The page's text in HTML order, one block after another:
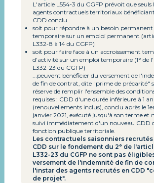
L'article L554-3 du CGFP prévoit que seuls
agents contractuels territoriaux
CDD conclu...
soit pour répondre à un besoin permanent
temporaire sur un emploi permanent
L332-8 à 14 du CGFP)
soit pour faire face à un accroissement
d'activité sur un emploi temporaire (1° de
L332-23 du CGFP)
...peuvent bénéficier du versement de
de fin de contrat, dite "prime de précarité"
réserve de remplir l'ensemble des
requises : CDD d'une durée inférieure à 1
(renouvellements inclus), conclu après le
janvier 2021, exécuté jusqu'à son terme et
suivi immédiatement d'un nouveau CDD
fonction publique territoriale.
Les contractuels saisonniers recrutés
CDD sur le fondement du 2° de
L332-23 du CGFP ne sont pas
versement de l'indemnité de fin de
l'instar des agents recrutés en CDD
de projet".